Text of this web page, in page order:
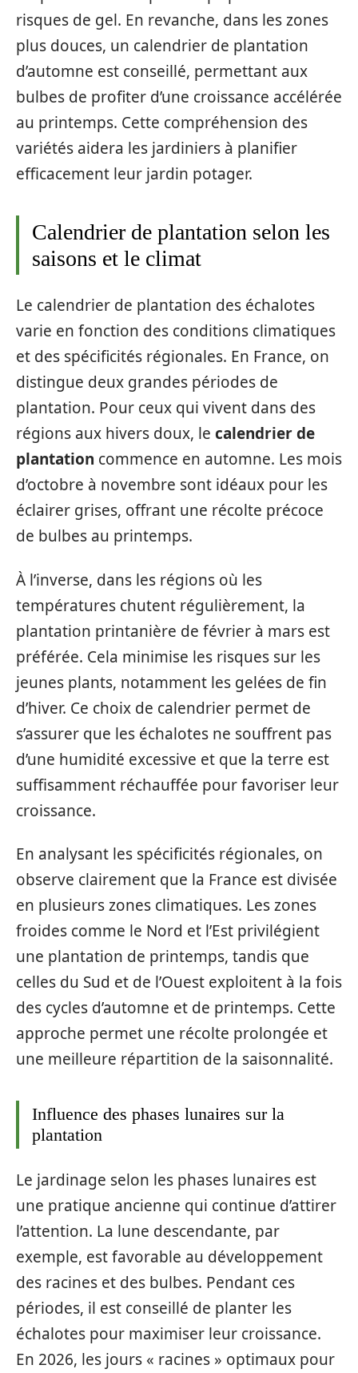
risques de gel. En revanche, dans les zones
plus douces, un calendrier de plantation
d’automne est conseillé, permettant aux
bulbes de profiter d’une croissance accélérée
au printemps. Cette compréhension des
variétés aidera les jardiniers à planifier
efficacement leur jardin potager.
Calendrier de plantation selon les
saisons et le climat
Le calendrier de plantation des échalotes
varie en fonction des conditions climatiques
et des spécificités régionales. En France, on
distingue deux grandes périodes de
plantation. Pour ceux qui vivent dans des
régions aux hivers doux, le calendrier de
plantation commence en automne. Les mois
d’octobre à novembre sont idéaux pour les
éclairer grises, offrant une récolte précoce
de bulbes au printemps.
À l’inverse, dans les régions où les
températures chutent régulièrement, la
plantation printanière de février à mars est
préférée. Cela minimise les risques sur les
jeunes plants, notamment les gelées de fin
d’hiver. Ce choix de calendrier permet de
s’assurer que les échalotes ne souffrent pas
d’une humidité excessive et que la terre est
suffisamment réchauffée pour favoriser leur
croissance.
En analysant les spécificités régionales, on
observe clairement que la France est divisée
en plusieurs zones climatiques. Les zones
froides comme le Nord et l’Est privilégient
une plantation de printemps, tandis que
celles du Sud et de l’Ouest exploitent à la fois
des cycles d’automne et de printemps. Cette
approche permet une récolte prolongée et
une meilleure répartition de la saisonnalité.
Influence des phases lunaires sur la
plantation
Le jardinage selon les phases lunaires est
une pratique ancienne qui continue d’attirer
l’attention. La lune descendante, par
exemple, est favorable au développement
des racines et des bulbes. Pendant ces
périodes, il est conseillé de planter les
échalotes pour maximiser leur croissance.
En 2026, les jours « racines » optimaux pour